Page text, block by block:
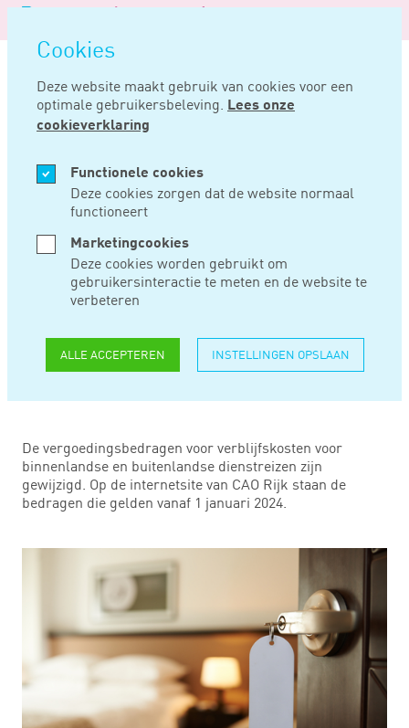
overslaan
Cookies
Deze website maakt gebruik van cookies voor een
optimale gebruikersbeleving. Lees onze
cookieverklaring
Functionele cookies
Deze cookies zorgen dat de website normaal
functioneert
Marketingcookies
Deze cookies worden gebruikt om
gebruikersinteractie te meten en de website te
verbeteren
ALLE ACCEPTEREN INSTELLINGEN OPSLAAN
Logo
Noord
Negentig
Home Nieuws
JAN 18, 2024
VERGOEDING
VERBLIJFSKOSTEN
BINNENLANDSE EN
BUITENLANDSE
DIENSTREIZEN 2024
De vergoedingsbedragen voor verblijfskosten voor
binnenlandse en buitenlandse dienstreizen zijn
gewijzigd. Op de internetsite van CAO Rijk staan de
bedragen die gelden vanaf 1 januari 2024.